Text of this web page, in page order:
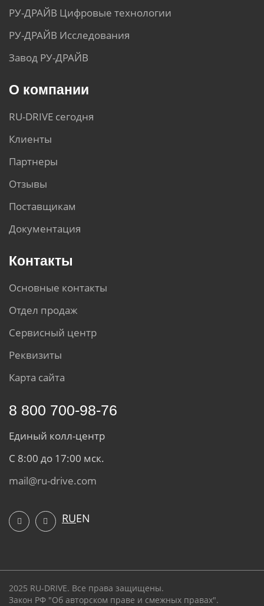
РУ-ДРАЙВ Цифровые технологии
РУ-ДРАЙВ Исследования
Завод РУ-ДРАЙВ
О компании
RU-DRIVE сегодня
Клиенты
Партнеры
Отзывы
Поставщикам
Документация
Контакты
Основные контакты
Отдел продаж
Сервисный центр
Реквизиты
Карта сайта
8 800 700-98-76
Единый колл-центр
С 8:00 до 17:00 мск.
mail@ru-drive.com
RUEN
2025 RU-DRIVE. Все права защищены.
Закон РФ "Об авторском праве и смежных правах".